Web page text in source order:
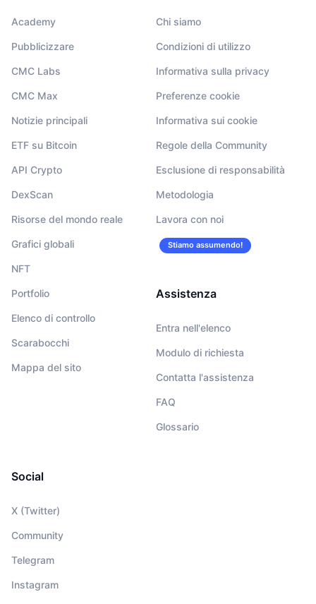
Academy
Pubblicizzare
CMC Labs
CMC Max
Notizie principali
ETF su Bitcoin
API Crypto
DexScan
Risorse del mondo reale
Grafici globali
NFT
Portfolio
Elenco di controllo
Scarabocchi
Mappa del sito
Chi siamo
Condizioni di utilizzo
Informativa sulla privacy
Preferenze cookie
Informativa sui cookie
Regole della Community
Esclusione di responsabilità
Metodologia
Lavora con noi
Stiamo assumendo!
Assistenza
Entra nell'elenco
Modulo di richiesta
Contatta l'assistenza
FAQ
Glossario
Social
X (Twitter)
Community
Telegram
Instagram